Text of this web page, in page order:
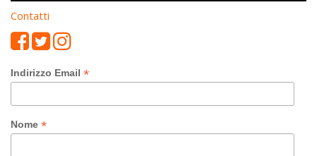
Contatti
Indirizzo Email *
Nome *